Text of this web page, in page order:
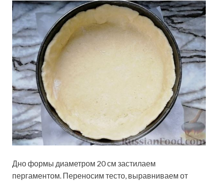
Дно формы диаметром 20 см застилаем
пергаментом. Переносим тесто, выравниваем от